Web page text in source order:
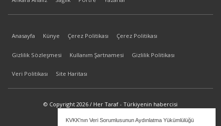
KVKK'nın Veri Sorumlusunun Aydınlatma Yükümlülüğü
Anasayfa Künye Çerez Politikası Çerez Politikası
Gizlilik Sözleşmesi Kullanım Şartnamesi Gizlilik Politikası
Veri Politikası Site Haritası
© Copyright 2026 / Her Taraf - Türkiyenin habercisi
bilgi@hertaraf.com